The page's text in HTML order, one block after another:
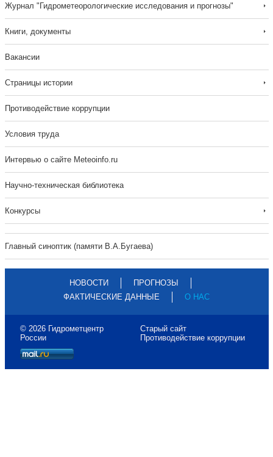
Журнал "Гидрометеорологические исследования и прогнозы"
Книги, документы
Вакансии
Страницы истории
Противодействие коррупции
Условия труда
Интервью о сайте Meteoinfo.ru
Научно-техническая библиотека
Конкурсы
Главный синоптик (памяти В.А.Бугаева)
НОВОСТИ
ПРОГНОЗЫ
ФАКТИЧЕСКИЕ ДАННЫЕ
О НАС
© 2026 Гидрометцентр
России
Старый сайт
Противодействие коррупции